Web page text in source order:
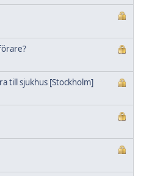
till sjukhus [Stockholm]